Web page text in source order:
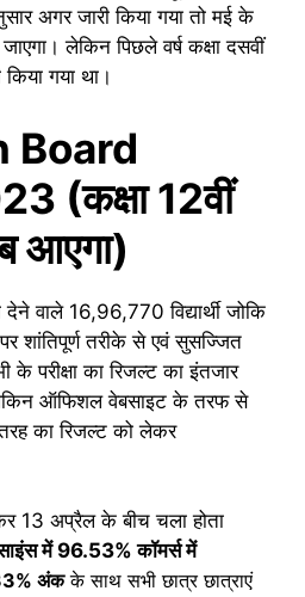
अगर जारी किया गया तो मई के
लेकिन पिछले वर्ष कक्षा दसवीं
गया था।
Board
(कक्षा 12वीं
आएगा)
देने वाले 16,96,770 विद्यार्थी जोकि
शांतिपूर्ण तरीके से एवं सुसज्जित
के परीक्षा का रिजल्ट का इंतजार
ऑफिशल वेबसाइट के तरफ से
का रिजल्ट को लेकर
13 अप्रैल के बीच चला होता
में 96.53% कॉमर्स में
अंकके साथ सभी छात्र छात्राएं